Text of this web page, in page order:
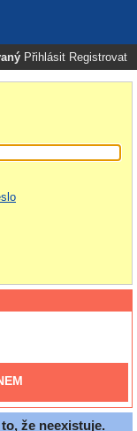
Přihlásit Registrovat
že neexistuje.